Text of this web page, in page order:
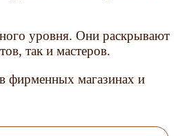
уровня. Они раскрывают
так и мастеров.
фирменных магазинах и